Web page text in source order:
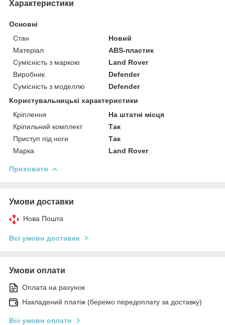
Характеристики
Основні
Стан
Новий
Матеріал
ABS-пластик
Сумісність з маркою
Land Rover
Виробник
Defender
Сумісність з моделлю
Defender
Користувальницькі характеристики
Кріплення
На штатні місця
Кріпильний комплект
Так
Приступ під ноги
Так
Марка
Land Rover
Приховати
Умови доставки
Нова Пошта
Всі умови доставки
Умови оплати
Оплата на рахунок
Накладений платіж (беремо передоплату за доставку)
Всі умови оплати